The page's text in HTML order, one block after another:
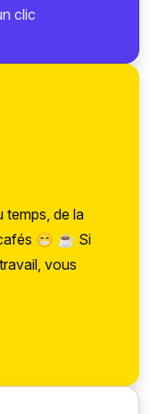
clic
temps, de la
😁 ☕ Si
vous